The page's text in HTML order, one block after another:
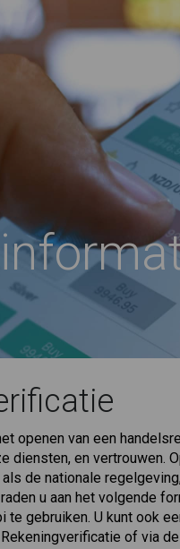
openen van een
diensten, en vertrouwen.
de nationale
u aan het volgende
gebruiken. U kunt ook
of via